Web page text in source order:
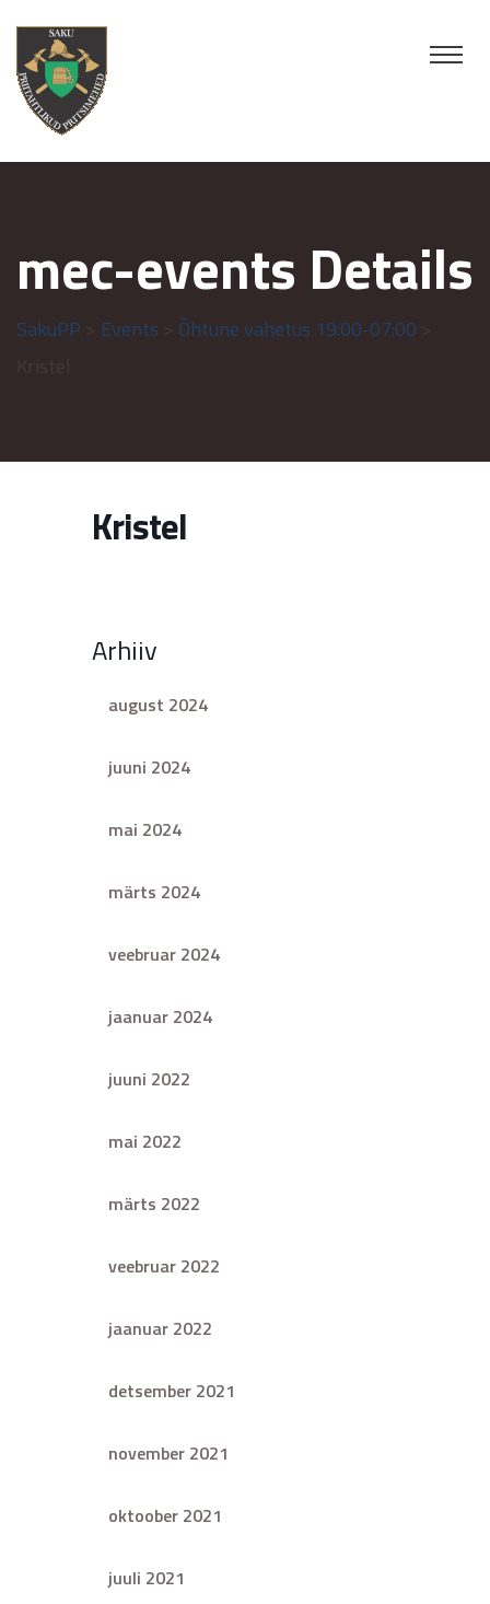
mec-events Details
SakuPP Events Õhtune vahetus 19:00-07:00
Kristel
Arhiiv
august 2024
juuni 2024
mai 2024
märts 2024
veebruar 2024
jaanuar 2024
juuni 2022
mai 2022
märts 2022
veebruar 2022
jaanuar 2022
detsember 2021
november 2021
oktoober 2021
juuli 2021